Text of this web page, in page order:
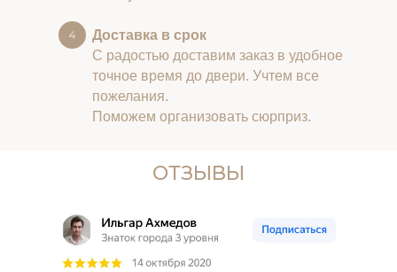
Доставка в срок
С радостью доставим заказ в удобное
точное время до двери. Учтем все
пожелания.
Поможем организовать сюрприз.
ОТЗЫВЫ